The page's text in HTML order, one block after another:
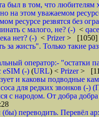
был в том, что любителям
на этом уважаемом
ресурсе резвятся без
с малого, не? (-) <
нет? (-) < Prizer> [1050]
за жисть". Только такие
оператор:- "остатки
еSIM (-) (URL) < Prizer>
и каковы подводные
для редких звонков (-)
с народом. От добра
переводить. Перевёл